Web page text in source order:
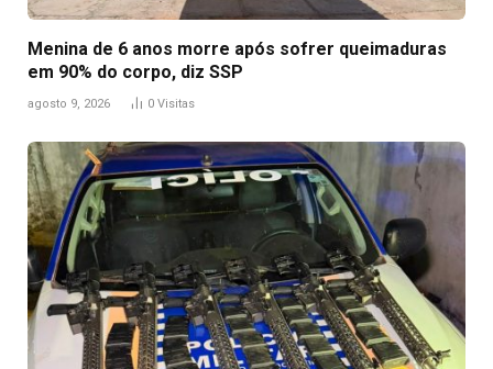
Menina de 6 anos morre após sofrer queimaduras
em 90% do corpo, diz SSP
agosto 9, 2026 0 Visitas